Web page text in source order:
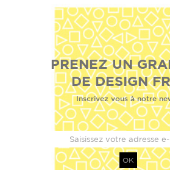
PRENEZ UN
DE DESIGN
Inscrivez vous à notre
OK